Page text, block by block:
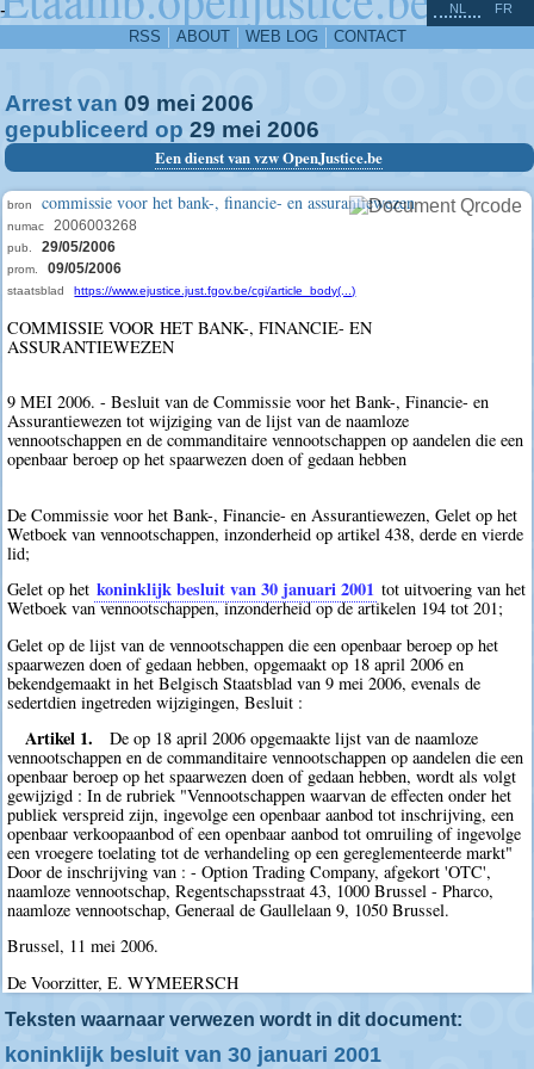
-
RSS ABOUT WEB LOG CONTACT
NL FR
Arrest van 09 mei 2006
gepubliceerd op 29 mei 2006
Een dienst van vzw OpenJustice.be
bron commissie voor het bank-, financie- en assurantiewezen
numac 2006003268
pub. 29/05/2006
prom. 09/05/2006
staatsblad https://www.ejustice.just.fgov.be/cgi/article_body(...)
COMMISSIE VOOR HET BANK-, FINANCIE- EN
ASSURANTIEWEZEN
9 MEI 2006. - Besluit van de Commissie voor het Bank-, Financie- en
Assurantiewezen tot wijziging van de lijst van de naamloze
vennootschappen en de commanditaire vennootschappen op aandelen die een
openbaar beroep op het spaarwezen doen of gedaan hebben
De Commissie voor het Bank-, Financie- en Assurantiewezen, Gelet op het
Wetboek van vennootschappen, inzonderheid op artikel 438, derde en vierde
lid;
Gelet op het koninklijk besluit van 30 januari 2001 tot uitvoering van het
Wetboek van vennootschappen, inzonderheid op de artikelen 194 tot 201;
Gelet op de lijst van de vennootschappen die een openbaar beroep op het
spaarwezen doen of gedaan hebben, opgemaakt op 18 april 2006 en
bekendgemaakt in het Belgisch Staatsblad van 9 mei 2006, evenals de
sedertdien ingetreden wijzigingen, Besluit :
Artikel 1.
De op 18 april 2006 opgemaakte lijst van de naamloze
vennootschappen en de commanditaire vennootschappen op aandelen die een
openbaar beroep op het spaarwezen doen of gedaan hebben, wordt als volgt
gewijzigd : In de rubriek "Vennootschappen waarvan de effecten onder het
publiek verspreid zijn, ingevolge een openbaar aanbod tot inschrijving, een
openbaar verkoopaanbod of een openbaar aanbod tot omruiling of ingevolge
een vroegere toelating tot de verhandeling op een gereglementeerde markt"
Door de inschrijving van : - Option Trading Company, afgekort 'OTC',
naamloze vennootschap, Regentschapsstraat 43, 1000 Brussel - Pharco,
naamloze vennootschap, Generaal de Gaullelaan 9, 1050 Brussel.
Brussel, 11 mei 2006.
De Voorzitter, E. WYMEERSCH
Teksten waarnaar verwezen wordt in dit document:
koninklijk besluit van 30 januari 2001
^